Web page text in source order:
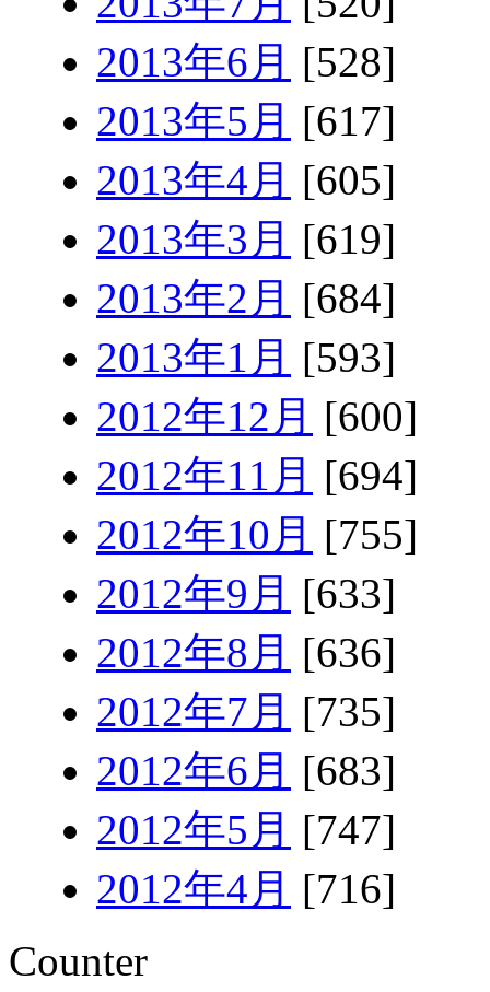
2013年6月 [528]
2013年5月 [617]
2013年4月 [605]
2013年3月 [619]
2013年2月 [684]
2013年1月 [593]
2012年12月 [600]
2012年11月 [694]
2012年10月 [755]
2012年9月 [633]
2012年8月 [636]
2012年7月 [735]
2012年6月 [683]
2012年5月 [747]
2012年4月 [716]
Counter